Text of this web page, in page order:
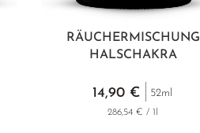
RÄUCHERMISCHUNG
HALSCHAKRA
14,90 € 52ml
286,54 € / 1l